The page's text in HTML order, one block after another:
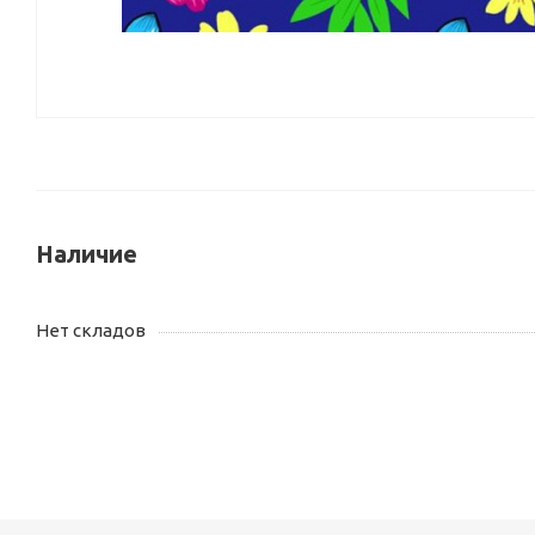
Наличие
Нет складов